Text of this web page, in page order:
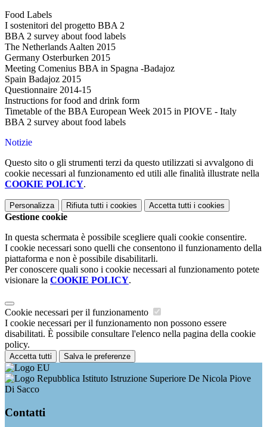
Food Labels
I sostenitori del progetto BBA 2
BBA 2 survey about food labels
The Netherlands Aalten 2015
Germany Osterburken 2015
Meeting Comenius BBA in Spagna -Badajoz
Spain Badajoz 2015
Questionnaire 2014-15
Instructions for food and drink form
Timetable of the BBA European Week 2015 in PIOVE - Italy
BBA 2 survey about food labels
Notizie
Questo sito o gli strumenti terzi da questo utilizzati si avvalgono di
cookie necessari al funzionamento ed utili alle finalità illustrate nella
COOKIE POLICY.
Personalizza Rifiuta tutti i cookies Accetta tutti i cookies
Gestione cookie
In questa schermata è possibile scegliere quali cookie consentire.
I cookie necessari sono quelli che consentono il funzionamento della
piattaforma e non è possibile disabilitarli.
Per conoscere quali sono i cookie necessari al funzionamento potete
visionare la COOKIE POLICY.
Cookie necessari per il funzionamento
I cookie necessari per il funzionamento non possono essere
disabilitati. È possibile consultare l'elenco nella pagina della cookie
policy.
Accetta tutti Salva le preferenze
Istituto Istruzione Superiore De Nicola Piove
Di Sacco
Contatti